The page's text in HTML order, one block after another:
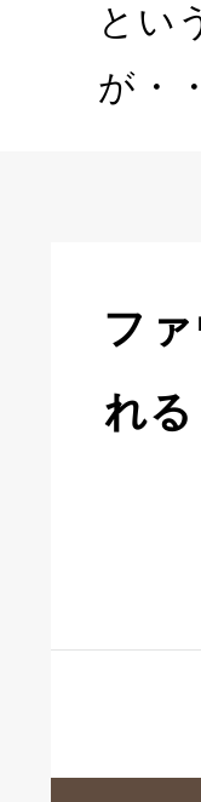
とい
が・
フ
れ